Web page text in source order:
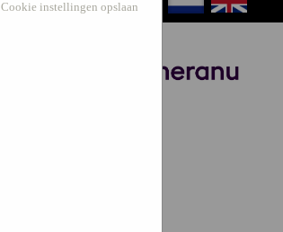
Cookie instellingen opslaan